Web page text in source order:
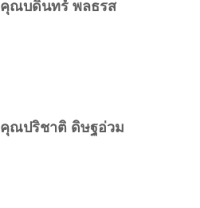
คุณบดินทร์ พลธรส
คุณปริชาติ ดิษฐอ่วม